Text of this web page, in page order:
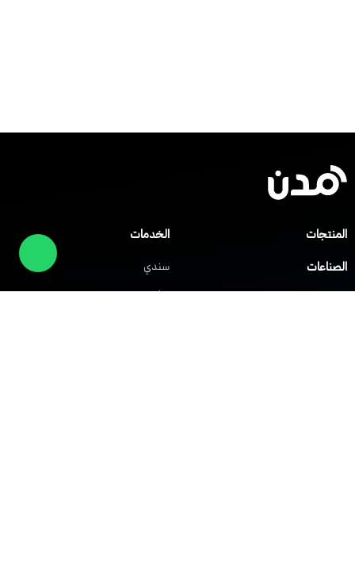
المنتجات
الصناعات
مركز المساعدة
الخدمات
سندي
صلني